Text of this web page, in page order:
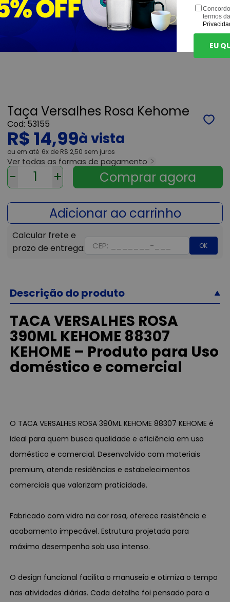
Taça Versalhes Rosa Kehome
53155
R$ 14,99
ou 6x de R$ 2,50 sem juros
Ver todas as formas de pagamento
- +
OK
Descrição do produto
TACA VERSALHES ROSA
390ML KEHOME 88307
KEHOME – Produto para Uso
doméstico e comercial
O TACA VERSALHES ROSA 390ML KEHOME 88307 KEHOME é
ideal para quem busca qualidade e eficiência em uso
doméstico e comercial. Desenvolvido com materiais
premium, atende residências e estabelecimentos
comerciais que valorizam praticidade.
Fabricado com vidro na cor rosa, oferece resistência e
acabamento impecável. Estrutura projetada para
máximo desempenho sob uso intenso.
O design funcional facilita o manuseio e otimiza o tempo
nas atividades diárias. Cada detalhe foi pensado para a
termos
EU